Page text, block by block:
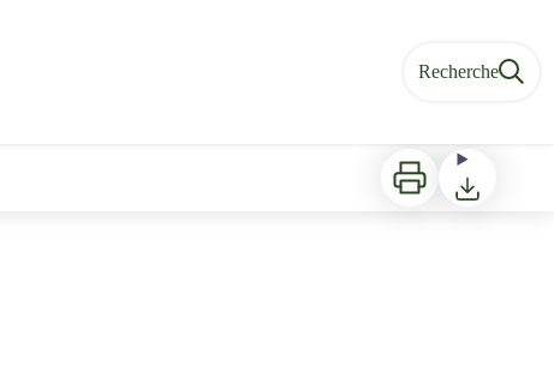
Recherche
Imprimer Télécharger